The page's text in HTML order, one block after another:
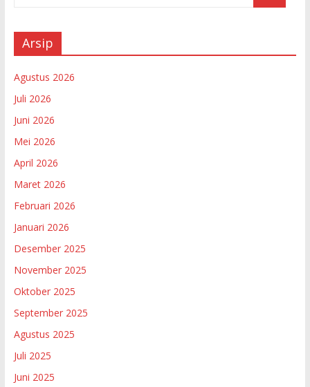
Arsip
Agustus 2026
Juli 2026
Juni 2026
Mei 2026
April 2026
Maret 2026
Februari 2026
Januari 2026
Desember 2025
November 2025
Oktober 2025
September 2025
Agustus 2025
Juli 2025
Juni 2025